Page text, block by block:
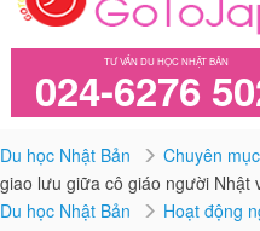
TƯ VẤN DU HỌC NHẬT BẢN
024-6276
Du học Nhật Bản Chuyên mục
giao lưu giữa cô giáo người Nhật
Du học Nhật Bản
Hoạt động